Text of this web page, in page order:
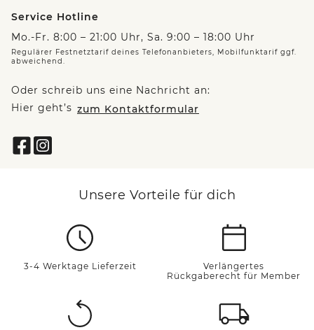
Service Hotline
Mo.-Fr. 8:00 – 21:00 Uhr, Sa. 9:00 – 18:00 Uhr
Regulärer Festnetztarif deines Telefonanbieters, Mobilfunktarif ggf.
abweichend.
Oder schreib uns eine Nachricht an:
Hier geht’s zum Kontaktformular
Unsere Vorteile für dich
3-4 Werktage Lieferzeit
Verlängertes
Rückgaberecht für Member